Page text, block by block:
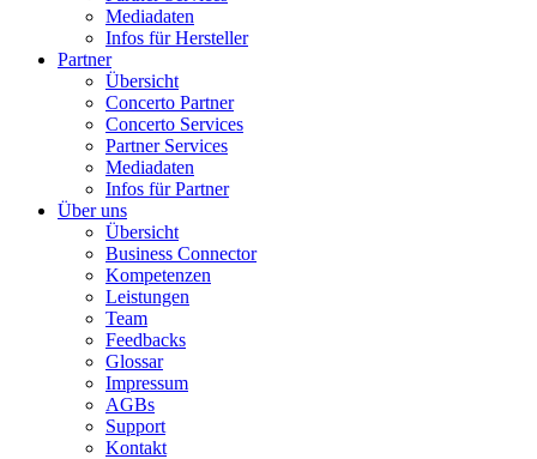
Mediadaten
Infos für Hersteller
Partner
Übersicht
Concerto Partner
Concerto Services
Partner Services
Mediadaten
Infos für Partner
Über uns
Übersicht
Business Connector
Kompetenzen
Leistungen
Team
Feedbacks
Glossar
Impressum
AGBs
Support
Kontakt